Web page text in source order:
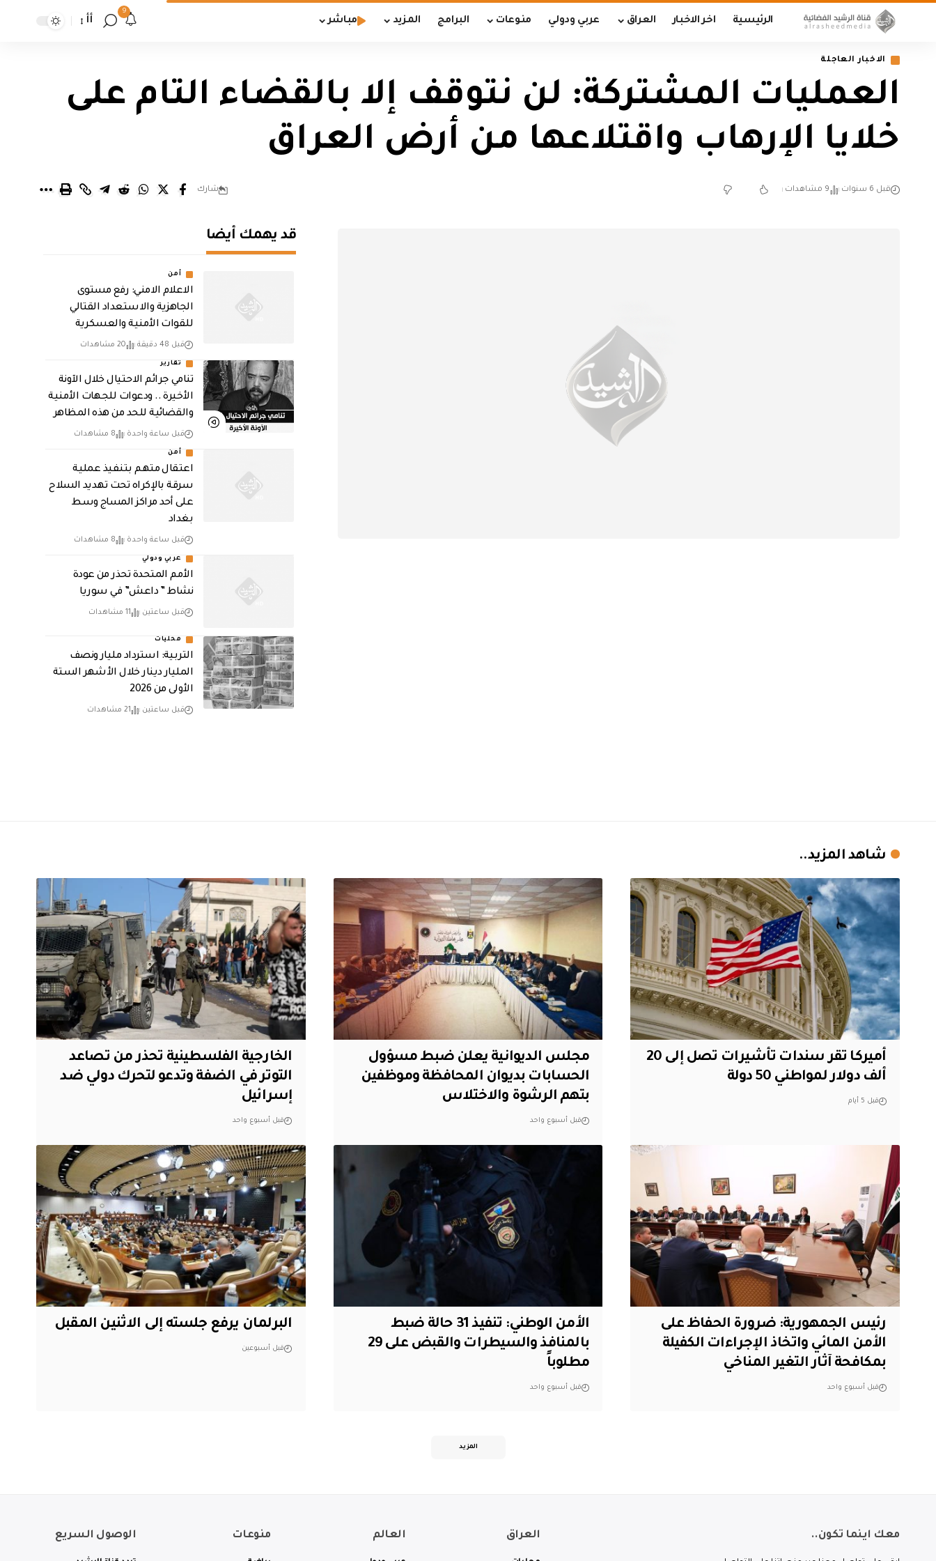
الرئيسية اخر الاخبار العراق عربي ودولي منوعات البرامج المزيد مباشر
9
أأ
الاخبار العاجلة
العمليات المشتركة: لن نتوقف إلا بالقضاء التام على
خلايا الإرهاب واقتلاعها من أرض العراق
قبل 6 سنوات 9 مشاهدات شارك
قد يهمك أيضا
أمن
الاعلام الامني: رفع مستوى
الجاهزية والاستعداد القتالي
للقوات الأمنية والعسكرية
قبل 48 دقيقة 20 مشاهدات
تقارير
تنامي جرائم الاحتيال خلال الآونة
الأخيرة .. ودعوات للجهات الأمنية
والقضائية للحد من هذه المظاهر
قبل ساعة واحدة 8 مشاهدات
أمن
اعتقال متهم بتنفيذ عملية
سرقة بالإكراه تحت تهديد السلاح
على أحد مراكز المساج وسط
بغداد
قبل ساعة واحدة 8 مشاهدات
عربي ودولي
الأمم المتحدة تحذر من عودة
نشاط ” داعش” في سوريا
قبل ساعتين 11 مشاهدات
محليات
التربية: استرداد مليار ونصف
المليار دينار خلال الأشهر الستة
الأولى من 2026
قبل ساعتين 21 مشاهدات
شاهد المزيد..
أميركا تقر سندات تأشيرات تصل إلى 20
ألف دولار لمواطني 50 دولة
قبل 5 أيام
مجلس الديوانية يعلن ضبط مسؤول
الحسابات بديوان المحافظة وموظفين
بتهم الرشوة والاختلاس
قبل أسبوع واحد
الخارجية الفلسطينية تحذر من تصاعد
التوتر في الضفة وتدعو لتحرك دولي ضد
إسرائيل
قبل أسبوع واحد
رئيس الجمهورية: ضرورة الحفاظ على
الأمن المائي واتخاذ الإجراءات الكفيلة
بمكافحة آثار التغير المناخي
قبل أسبوع واحد
الأمن الوطني: تنفيذ 31 حالة ضبط
بالمنافذ والسيطرات والقبض على 29
مطلوباً
قبل أسبوع واحد
البرلمان يرفع جلسته إلى الاثنين المقبل
قبل أسبوعين
المزيد
معك اينما تكون.. العراق العالم منوعات الوصول السريع